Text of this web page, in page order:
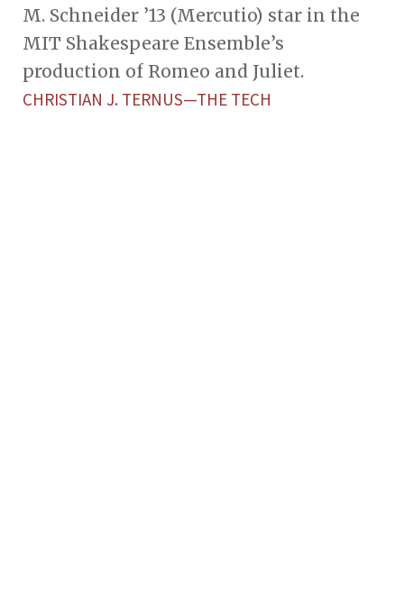
M. Schneider ’13 (Mercutio) star in the
MIT Shakespeare Ensemble’s
production of Romeo and Juliet.
CHRISTIAN J. TERNUS—THE TECH